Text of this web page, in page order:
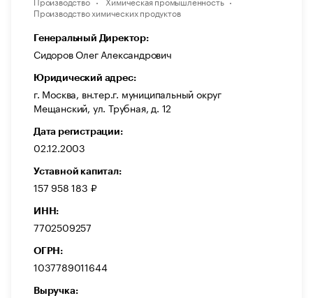
Производство химических продуктов
Генеральный Директор:
Сидоров Олег Александрович
Юридический адрес:
г. Москва, вн.тер.г. муниципальный округ
Мещанский, ул. Трубная, д. 12
Дата регистрации:
02.12.2003
Уставной капитал:
157 958 183 ₽
ИНН:
7702509257
ОГРН:
1037789011644
Выручка: